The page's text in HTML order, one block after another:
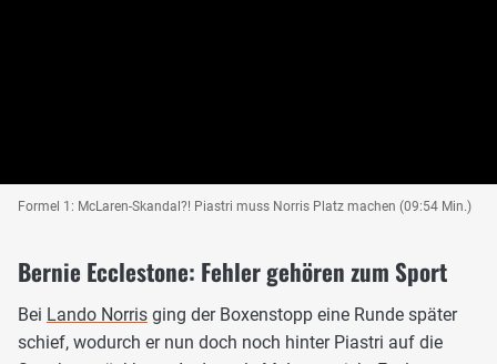
Formel 1: McLaren-Skandal?! Piastri muss Norris Platz machen (09:54 Min.)
Bernie Ecclestone: Fehler gehören zum Sport
Bei Lando Norris ging der Boxenstopp eine Runde später
schief, wodurch er nun doch noch hinter Piastri auf die